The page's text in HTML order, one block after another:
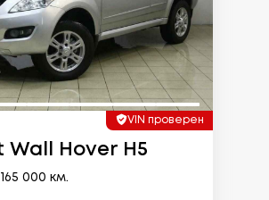
VIN проверен
Wall Hover H5
000 км.